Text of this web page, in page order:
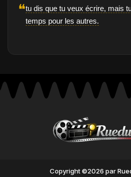
❝tu dis que tu veux écrire, mais
temps pour les autres.
Copyright ©2026 par